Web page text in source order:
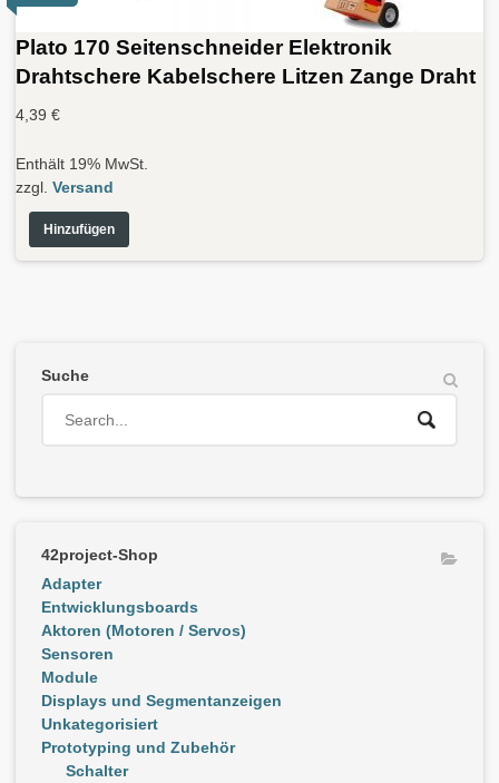
Plato 170 Seitenschneider Elektronik
Drahtschere Kabelschere Litzen Zange Draht
4,39 €
Enthält 19% MwSt.
zzgl. Versand
Hinzufügen
Suche
42project-Shop
Adapter
Entwicklungsboards
Aktoren (Motoren / Servos)
Sensoren
Module
Displays und Segmentanzeigen
Unkategorisiert
Prototyping und Zubehör
Schalter